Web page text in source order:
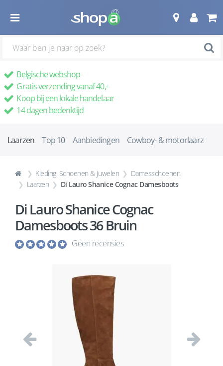
Belgische webshop
Gratis verzending vanaf 40,-
Koop bij een lokale handelaar
14 dagen bedenktijd
Laarzen Top 10 Aanbiedingen Cowboy- & motorlaarz
Kleding, Schoenen & Juwelen
Damesschoenen
Laarzen
Di Lauro Shanice Cognac Damesboots
Di Lauro Shanice Cognac
Damesboots 36 Bruin
Geen recensies
Vorige